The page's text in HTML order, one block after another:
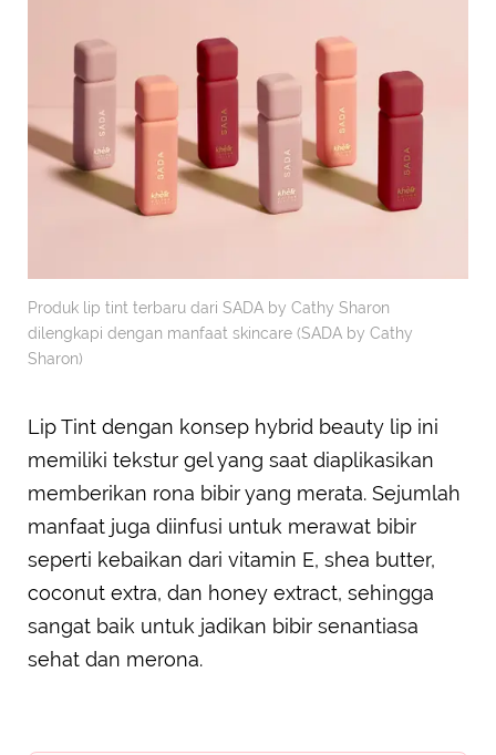
Produk lip tint terbaru dari SADA by Cathy Sharon
dilengkapi dengan manfaat skincare (SADA by Cathy
Sharon)
Lip Tint dengan konsep hybrid beauty lip ini
memiliki tekstur gel yang saat diaplikasikan
memberikan rona bibir yang merata. Sejumlah
manfaat juga diinfusi untuk merawat bibir
seperti kebaikan dari vitamin E, shea butter,
coconut extra, dan honey extract, sehingga
sangat baik untuk jadikan bibir senantiasa
sehat dan merona.